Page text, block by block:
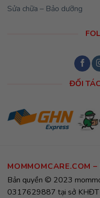
Sửa chữa – Bảo dưỡng
ĐỐI
MOMMOMCARE.COM
Bản quyền © 2023
0317629887 tại sở KHĐT